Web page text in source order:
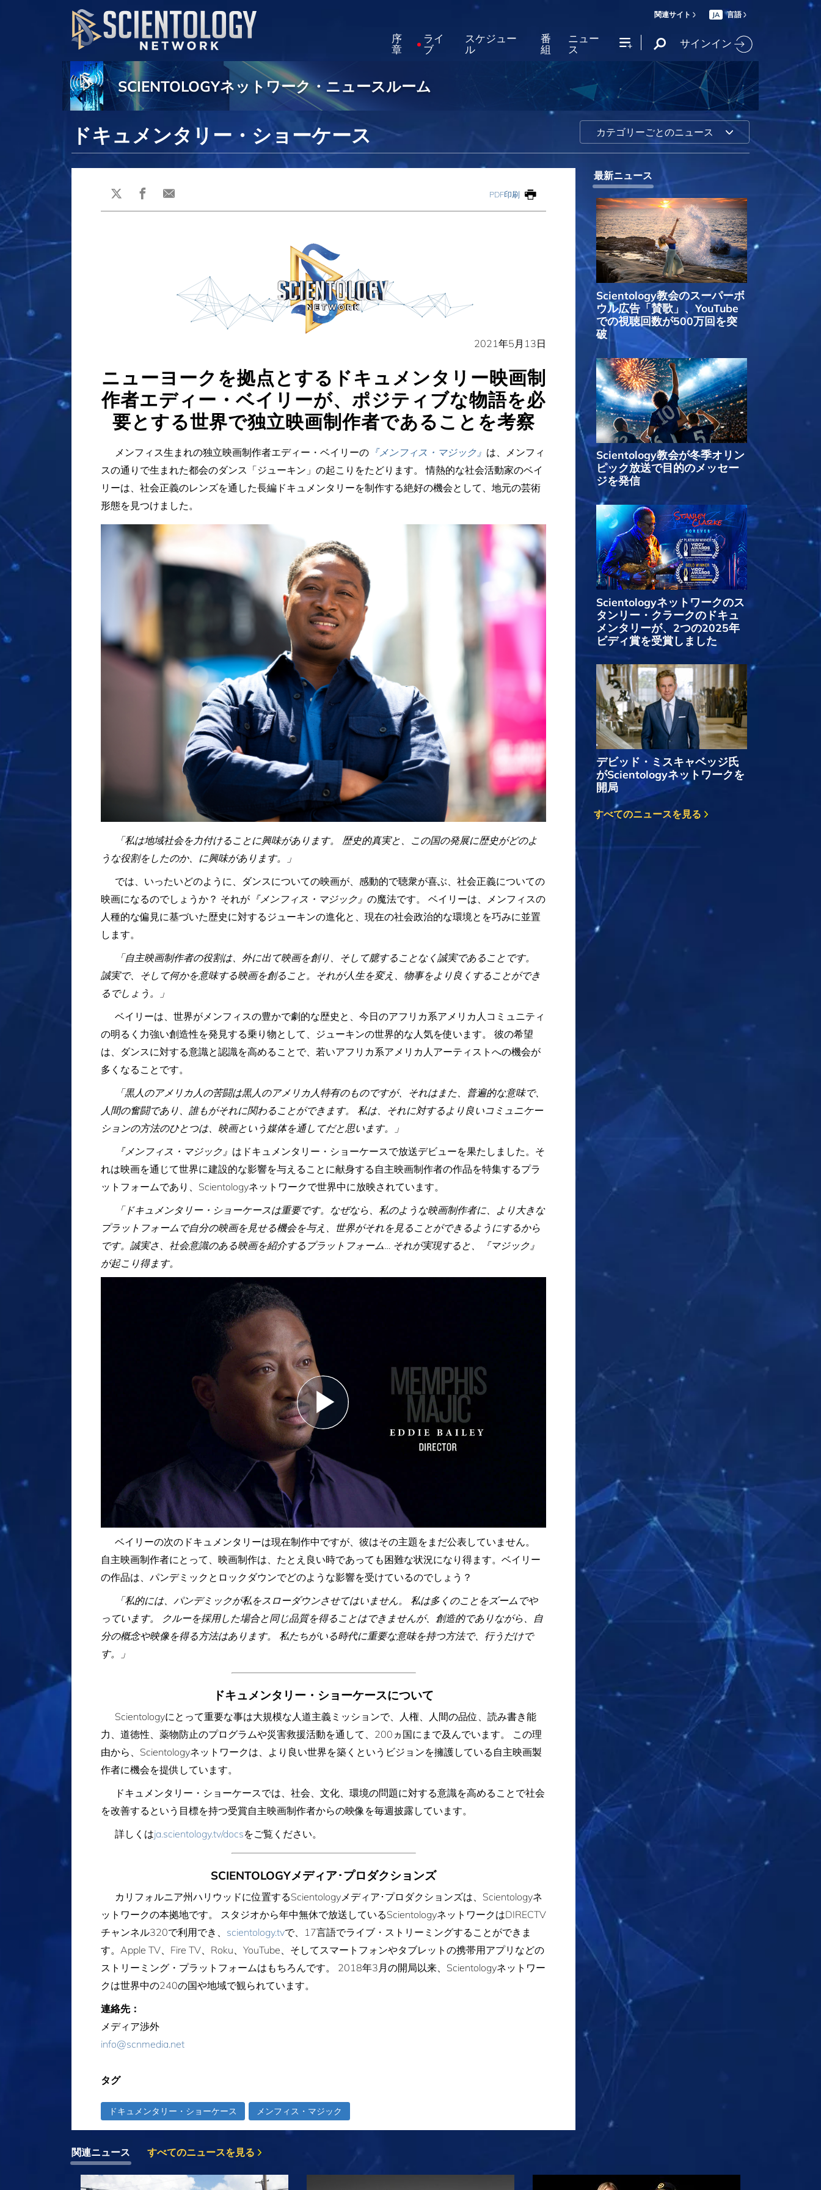
関連サイト JA 言語
序
章
ライ
ブ
スケジュー
ル
番
組
ニュー
ス サインイン
SCIENTOLOGYネットワーク・ニュースルーム
ドキュメンタリー・ショーケース カテゴリーごとのニュース
PDF印刷
2021年5月13日
ニューヨークを拠点とするドキュメンタリー映画制
作者エディー・ベイリーが、ポジティブな物語を必
要とする世界で独立映画制作者であることを考察
メンフィス生まれの独立映画制作者エディー・ベイリーの 『メンフィス・マジック』 は、メンフィ
スの通りで生まれた都会のダンス「ジューキン」の起こりをたどります。 情熱的な社会活動家のベイ
リーは、社会正義のレンズを通した長編ドキュメンタリーを制作する絶好の機会として、地元の芸術
形態を見つけました。
「私は地域社会を力付けることに興味があります。 歴史的真実と、この国の発展に歴史がどのよ
うな役割をしたのか、に興味があります。」
では、いったいどのように、ダンスについての映画が、感動的で聴衆が喜ぶ、社会正義についての
映画になるのでしょうか？ それが 『メンフィス・マジック』 の魔法です。 ベイリーは、メンフィスの
人種的な偏見に基づいた歴史に対するジューキンの進化と、現在の社会政治的な環境とを巧みに並置
します。
「自主映画制作者の役割は、外に出て映画を創り、そして臆することなく誠実であることです。
誠実で、そして何かを意味する映画を創ること。それが人生を変え、物事をより良くすることができ
るでしょう。」
ベイリーは、世界がメンフィスの豊かで劇的な歴史と、今日のアフリカ系アメリカ人コミュニティ
の明るく力強い創造性を発見する乗り物として、ジューキンの世界的な人気を使います。 彼の希望
は、ダンスに対する意識と認識を高めることで、若いアフリカ系アメリカ人アーティストへの機会が
多くなることです。
「黒人のアメリカ人の苦闘は黒人のアメリカ人特有のものですが、それはまた、普遍的な意味で、
人間の奮闘であり、誰もがそれに関わることができます。 私は、それに対するより良いコミュニケー
ションの方法のひとつは、映画という媒体を通してだと思います。」
『メンフィス・マジック』 はドキュメンタリー・ショーケースで放送デビューを果たしました。そ
れは映画を通じて世界に建設的な影響を与えることに献身する自主映画制作者の作品を特集するプラ
ットフォームであり、Scientologyネットワークで世界中に放映されています。
「ドキュメンタリー・ショーケースは重要です。なぜなら、私のような映画制作者に、より大きな
プラットフォームで自分の映画を見せる機会を与え、世界がそれを見ることができるようにするから
です。誠実さ、社会意識のある映画を紹介するプラットフォーム… それが実現すると、『マジック』
が起こり得ます。
ベイリーの次のドキュメンタリーは現在制作中ですが、彼はその主題をまだ公表していません。
自主映画制作者にとって、映画制作は、たとえ良い時であっても困難な状況になり得ます。ベイリー
の作品は、パンデミックとロックダウンでどのような影響を受けているのでしょう？
「私的には、パンデミックが私をスローダウンさせてはいません。 私は多くのことをズームでや
っています。 クルーを採用した場合と同じ品質を得ることはできませんが、創造的でありながら、自
分の概念や映像を得る方法はあります。 私たちがいる時代に重要な意味を持つ方法で、行うだけで
す。」
ドキュメンタリー・ショーケースについて
Scientologyにとって重要な事は大規模な人道主義ミッションで、人権、人間の品位、読み書き能
力、道徳性、薬物防止のプログラムや災害救援活動を通して、200ヵ国にまで及んでいます。 この理
由から、Scientologyネットワークは、より良い世界を築くというビジョンを擁護している自主映画製
作者に機会を提供しています。
ドキュメンタリー・ショーケースでは、社会、文化、環境の問題に対する意識を高めることで社会
を改善するという目標を持つ受賞自主映画制作者からの映像を毎週披露しています。
詳しくはja.scientology.tv/docsをご覧ください。
SCIENTOLOGYメディア･プロダクションズ
カリフォルニア州ハリウッドに位置するScientologyメディア･プロダクションズは、Scientologyネ
ットワークの本拠地です。 スタジオから年中無休で放送しているScientologyネットワークはDIRECTV
チャンネル320で利用でき、 scientology.tvで、17言語でライブ・ストリーミングすることができま
す。Apple TV、Fire TV、Roku、YouTube、そしてスマートフォンやタブレットの携帯用アプリなどの
ストリーミング・プラットフォームはもちろんです。 2018年3月の開局以来、Scientologyネットワー
クは世界中の240の国や地域で観られています。
連絡先：
メディア渉外
info@scnmedia.net
タグ
ドキュメンタリー・ショーケース メンフィス・マジック
最新ニュース
Scientology教会のスーパーボ
ウル広告「賛歌」、YouTube
での視聴回数が500万回を突
破
Scientology教会が冬季オリン
ピック放送で目的のメッセー
ジを発信
Scientologyネットワークのス
タンリー・クラークのドキュ
メンタリーが、2つの2025年
ビディ賞を受賞しました
デビッド・ミスキャベッジ氏
がScientologyネットワークを
開局
すべてのニュースを見る
関連ニュース すべてのニュースを見る